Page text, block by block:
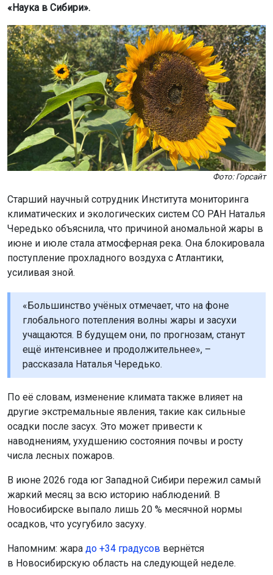
«Наука в Сибири».
Фото: Горсайт
Старший научный сотрудник Института мониторинга
климатических и экологических систем СО РАН Наталья
Чередько объяснила, что причиной аномальной жары в
июне и июле стала атмосферная река. Она блокировала
поступление прохладного воздуха с Атлантики,
усиливая зной.
«Большинство учёных отмечает, что на фоне
глобального потепления волны жары и засухи
учащаются. В будущем они, по прогнозам, станут
ещё интенсивнее и продолжительнее», –
рассказала Наталья Чередько.
По её словам, изменение климата также влияет на
другие экстремальные явления, такие как сильные
осадки после засух. Это может привести к
наводнениям, ухудшению состояния почвы и росту
числа лесных пожаров.
В июне 2026 года юг Западной Сибири пережил самый
жаркий месяц за всю историю наблюдений. В
Новосибирске выпало лишь 20 % месячной нормы
осадков, что усугубило засуху.
Напомним: жара до +34 градусов вернётся
в Новосибирскую область на следующей неделе.